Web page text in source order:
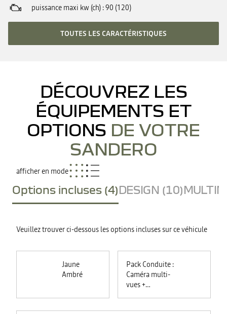
puissance maxi kw (ch) 90 (120)
TOUTES LES CARACTÉRISTIQUES
DÉCOUVREZ LES
ÉQUIPEMENTS ET
OPTIONS DE VOTRE
SANDERO
afficher en mode
Options incluses (4)DESIGN (10)
Veuillez trouver ci-dessous les options incluses sur ce véhicule
Jaune
Ambré
Pack Conduite :
Caméra multi-
vues +